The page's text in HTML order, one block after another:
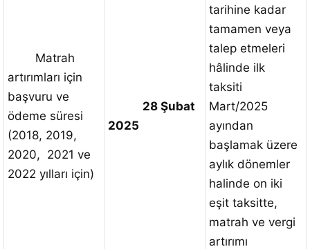
Matrah
artırımları için
başvuru ve
ödeme süresi
(2018, 2019,
2020, 2021 ve
2022 yılları için)
28 Şubat
2025
tarihine kadar
tamamen veya
talep etmeleri
hâlinde ilk
taksiti
Mart/2025
ayından
başlamak üzere
aylık dönemler
halinde on iki
eşit taksitte,
matrah ve vergi
artırımı